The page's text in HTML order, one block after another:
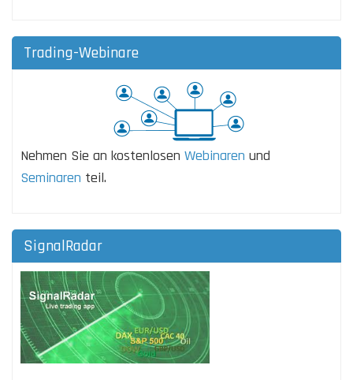
Trading-Webinare
Nehmen Sie an kostenlosen Webinaren und
Seminaren teil.
SignalRadar